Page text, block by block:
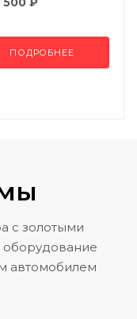
ПОДРОБНЕЕ
с золотыми
автомобилем